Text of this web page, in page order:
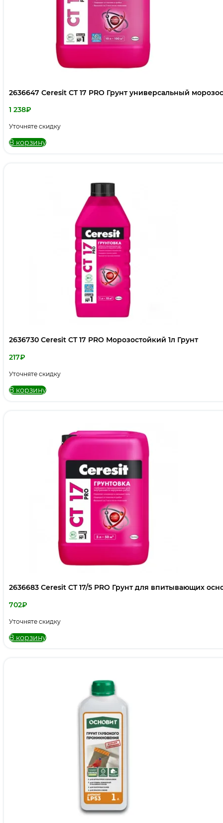
2636647 Ceresit CT 17 PRO Грунт универсальный
1 238₽
Уточняте скидку
В корзину
2636730 Ceresit CT 17 PRO Морозостойкий 1л Грунт
217₽
Уточняте скидку
В корзину
2636683 Ceresit CT 17/5 PRO Грунт для впитывающих
702₽
Уточняте скидку
В корзину